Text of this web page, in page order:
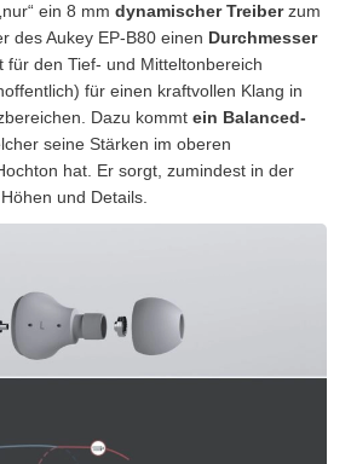
ein 8 mm dynamischer Treiberzum
des Aukey EP-B80 einen Durchmesser
für den Tief- und Mitteltonbereich
für einen kraftvollen Klang in
Dazu kommt ein Balanced-
seine Stärken im oberen
hat. Er sorgt, zumindest in der
und Details.